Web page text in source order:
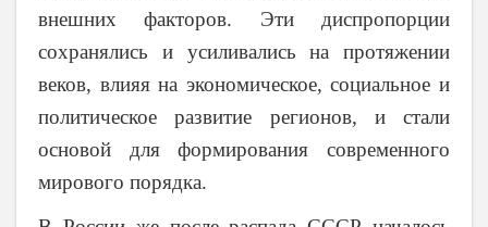
внешних факторов. Эти диспропорции
сохранялись и усиливались на протяжении
веков, влияя на экономическое, социальное и
политическое развитие регионов, и стали
основой для формирования современного
мирового порядка.